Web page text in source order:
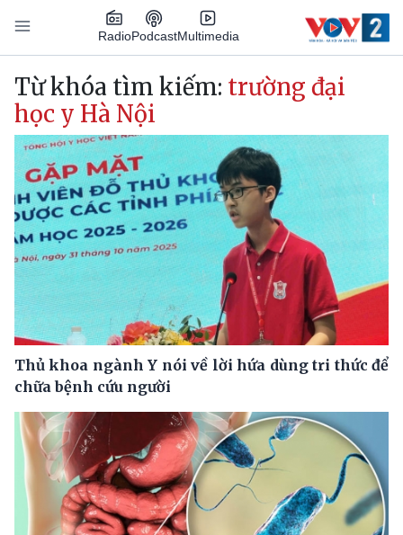
Nhảy đến nội dung
RadioPodcastMultimedia
Main navigation
Từ khóa tìm kiếm: trường đại
học y Hà Nội
Thủ khoa ngành Y nói về lời hứa dùng tri thức để
chữa bệnh cứu người